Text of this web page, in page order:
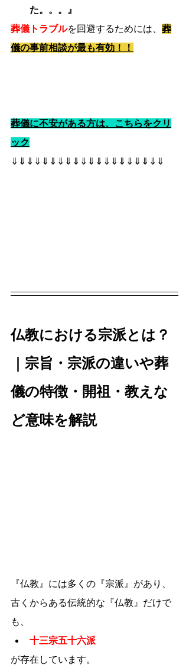
た。。。』
葬儀トラブルを回避するためには、 葬
儀の事前相談が最も有効！！
葬儀に不安がある方は、こちらをクリ
ック
⇓⇓⇓⇓⇓⇓⇓⇓⇓⇓⇓⇓⇓⇓⇓⇓⇓⇓⇓⇓
仏教における宗派とは？
｜宗旨・宗派の違いや葬
儀の特徴・開祖・教えな
ど意味を解説
『仏教』には多くの『宗派』があり、
古くからある伝統的な『仏教』だけで
も、
十三宗五十六派
が存在しています。